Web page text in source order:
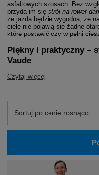
asfaltowych szosach. Bez
przyda im się strój na rower
że jazda będzie wygodna, że
ciele nie pojawią się żadne
które postawić czy w pełni
Piękny i praktyczny –
Vaude
Czytaj więcej
Zmień sortowanie
Sortuj po cenie rosnąco